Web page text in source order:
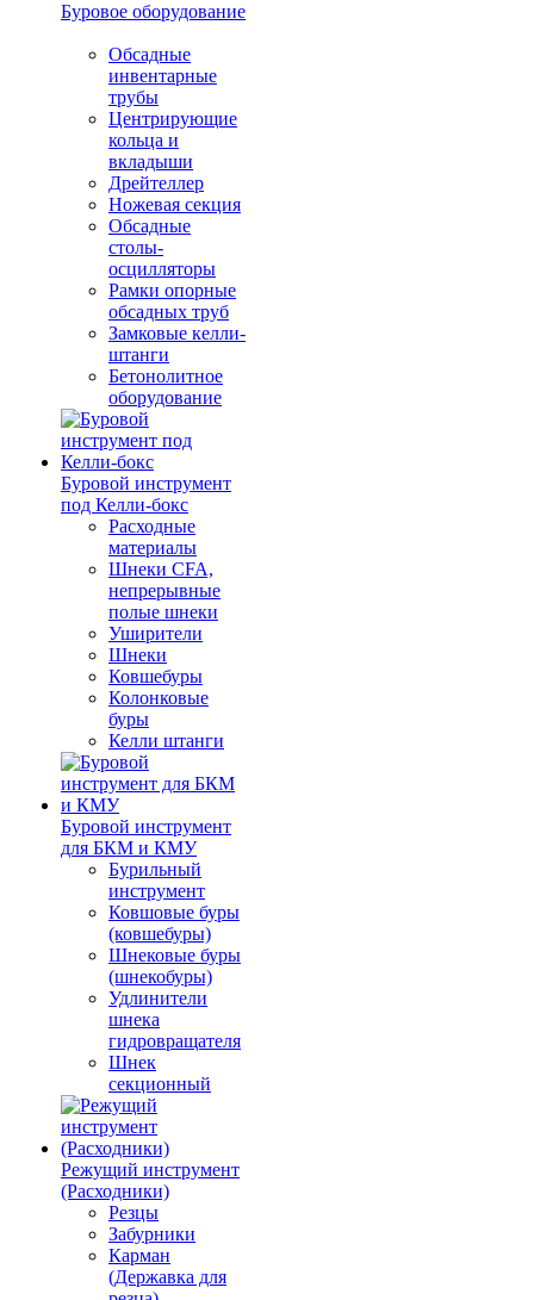
Буровое оборудование
Обсадные
инвентарные
трубы
Центрирующие
кольца и
вкладыши
Дрейтеллер
Ножевая секция
Обсадные
столы-
осцилляторы
Рамки опорные
обсадных труб
Замковые келли-
штанги
Бетонолитное
оборудование
Буровой инструмент
под Келли-бокс
Расходные
материалы
Шнеки CFA,
непрерывные
полые шнеки
Уширители
Шнеки
Ковшебуры
Колонковые
буры
Келли штанги
Буровой инструмент
для БКМ и КМУ
Бурильный
инструмент
Ковшовые буры
(ковшебуры)
Шнековые буры
(шнекобуры)
Удлинители
шнека
гидровращателя
Шнек
секционный
Режущий инструмент
(Расходники)
Резцы
Забурники
Карман
(Державка для